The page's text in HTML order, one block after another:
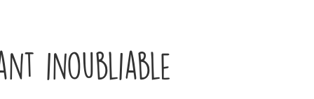
inoubliable